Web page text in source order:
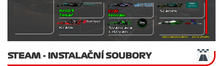
STEAM - INSTALAČNÍ SOUBORY